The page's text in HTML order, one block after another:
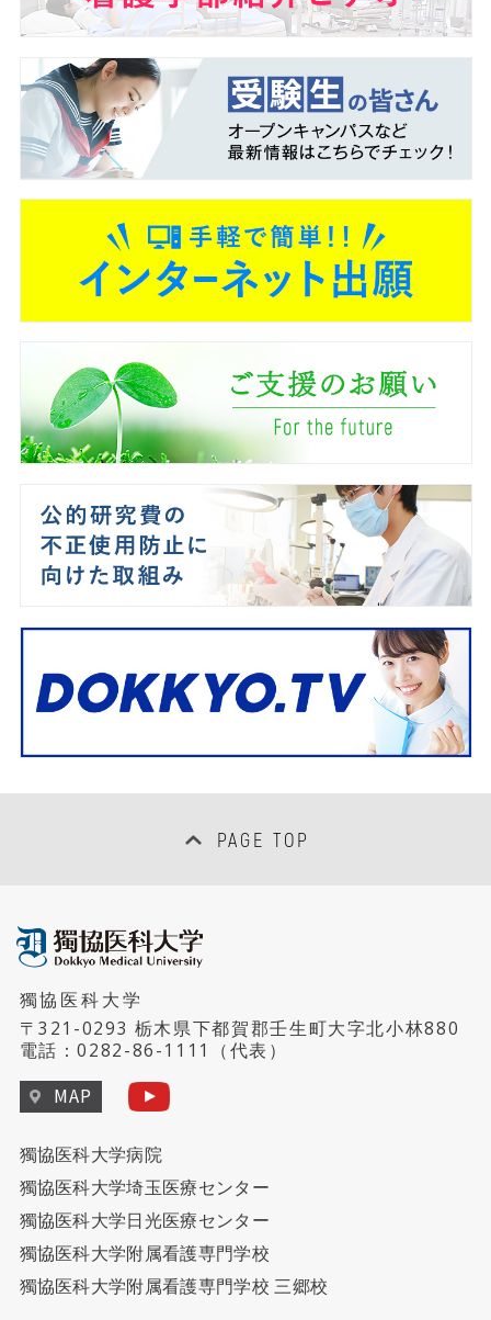
PAGE TOP
獨協医科大学
〒321-0293 栃木県下都賀郡壬生町大字北小林880
電話：0282-86-1111 （代表）
MAP
獨協医科大学病院
獨協医科大学埼玉医療センター
獨協医科大学日光医療センター
獨協医科大学附属看護専門学校
獨協医科大学附属看護専門学校 三郷校